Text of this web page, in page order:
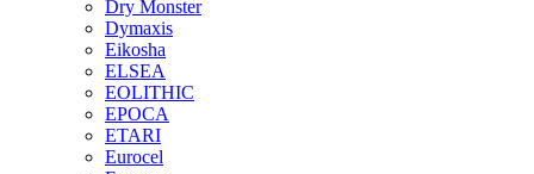
Dry Monster
Dymaxis
Eikosha
ELSEA
EOLITHIC
EPOCA
ETARI
Eurocel